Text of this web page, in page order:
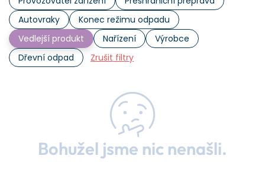
Autovraky
Konec režimu odpadu
Vedlejší produkt
Nařízení
Výrobce
Dřevní odpad
Zrušit filtry
Bohužel jsme nic nenašli.